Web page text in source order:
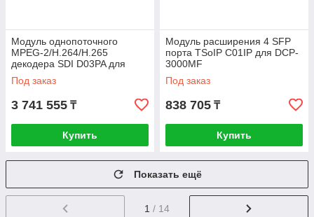
Модуль однопоточного
MPEG-2/H.264/H.265
декодера SDI D03PA для
DCP-3000MF
Под заказ
3 741 555 ₸
Купить
Модуль расширения 4 SFP
порта TSoIP C01IP для DCP-
3000MF
Под заказ
838 705 ₸
Купить
Показать ещё
1 / 14